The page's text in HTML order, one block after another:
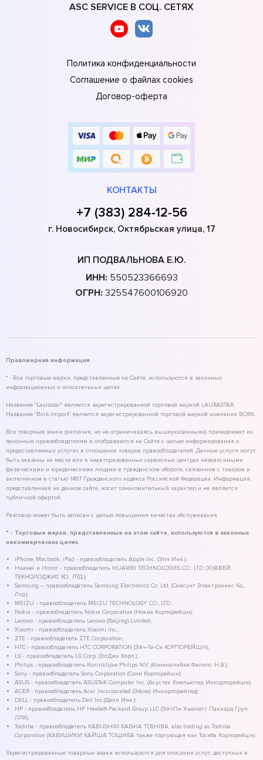
ASC SERVICE В СОЦ. СЕТЯХ
Политика конфиденциальности
Соглашение о файлах cookies
Договор-оферта
КОНТАКТЫ
+7 (383) 284-12-56
г. Новосибирск, Октябрьская улица, 17
ИП ПОДВАЛЬНОВА Е.Ю.
ИНН: 550523366693
ОГРН: 325547600106920
Правомерная информация
* - Все торговые марки, представленные на Сайте, используются в законных
информационных и описательных целях.
Название "Laurastar" является зарегистрированной торговой маркой LAURASTAR.
Название "Bork-Import" является зарегистрированной торговой маркой компании BORK.
Все товарные знаки (включая, но не ограничиваясь вышеуказанными) принадлежат их
законным правообладателям и отображаются на Сайте с целью информирования о
предоставляемых услугах в отношении товаров правообладателей. Данные услуги могут
быть оказаны на месте или в неавторизованных сервисных центрах независимыми
физическими и юридическими лицами в гражданском обороте, связанном с товаром и
включенном в статью 1487 Гражданского кодекса Российской Федерации. Информация,
представленная на данном сайте, носит ознакомительный характер и не является
публичной офертой.
Разговор может быть записан с целью повышения качества обслуживания.
* - Торговые марки, представленные на этом сайте, используются в законных
некоммерческих целях.
iPhone, Macbook, iPad - правообладатель Apple Inc. (Эпл Инк.);
Huawei и Honor - правообладатель HUAWEI TECHNOLOGIES CO., LTD. (ХУАВЕЙ
ТЕКНОЛОДЖИС КО., ЛТД.);
Samsung – правообладатель Samsung Electronics Co. Ltd. (Самсунг Электроникс Ко.,
Лтд.);
MEIZU - правообладатель MEIZU TECHNOLOGY CO., LTD.;
Nokia - правообладатель Nokia Corporation (Нокиа Корпорейшн);
Lenovo - правообладатель Lenovo (Beijing) Limited;
Xiaomi - правообладатель Xiaomi Inc.;
ZTE - правообладатель ZTE Corporation;
HTC - правообладатель HTC CORPORATION (Эйч-Ти-Си КОРПОРЕЙШН);
LG - правообладатель LG Corp. (ЭлДжи Корп.);
Philips - правообладатель Koninklijke Philips N.V. (Конинклийке Филипс Н.В.);
Sony - правообладатель Sony Corporation (Сони Корпорейшн);
ASUS - правообладатель ASUSTeK Computer Inc. (Асустек Компьютер Инкорпорейшн);
ACER - правообладатель Acer Incorporated (Эйсер Инкорпорейтед);
DELL - правообладатель Dell Inc.(Делл Инк.);
HP - правообладатель HP Hewlett-Packard Group LLC (ЭйчПи Хьюлетт Паккард Груп
ЛЛК);
Toshiba - правообладатель KABUSHIKI KAISHA TOSHIBA, also trading as Toshiba
Corporation (КАБУШИКИ КАЙША ТОШИБА также торгующая как Тосиба Корпорейшн).
Зарегистрированные товарные знаки используются для описания услуг, доступных в